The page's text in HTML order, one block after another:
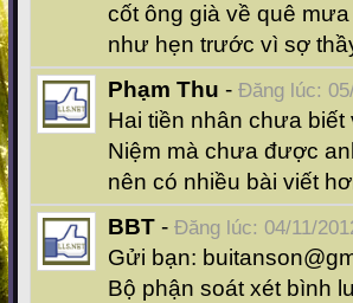
cốt ông già về quê
như hẹn trước vì sợ
Phạm Thu - Đăng lúc:
Hai tiền nhân chưa
Niệm mà chưa được
nên có nhiều bài viết
BBT - Đăng lúc: 04/11/
Gửi bạn:
Bộ phận soát xét bình